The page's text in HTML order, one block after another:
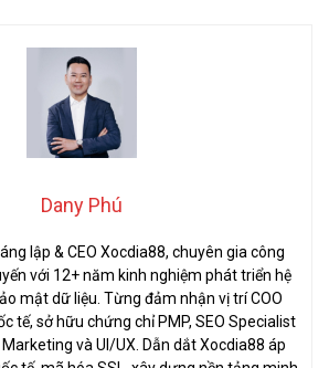
Dany Phú
lập & CEO Xocdia88, chuyên gia công
với 12+ năm kinh nghiệm phát triển hệ
mật dữ liệu. Từng đảm nhận vị trí COO
tế, sở hữu chứng chỉ PMP, SEO Specialist
và UI/UX. Dẫn dắt Xocdia88 áp